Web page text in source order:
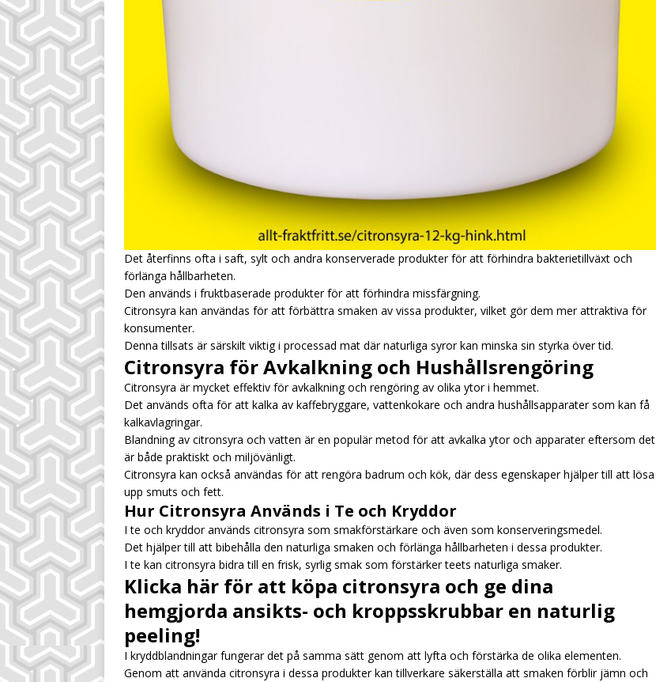
Det återfinns ofta i saft, sylt och andra konserverade produkter för att förhindra bakterietillväxt och
förlänga hållbarheten.
Den används i fruktbaserade produkter för att förhindra missfärgning.
Citronsyra kan användas för att förbättra smaken av vissa produkter, vilket gör dem mer attraktiva för
konsumenter.
Denna tillsats är särskilt viktig i processad mat där naturliga syror kan minska sin styrka över tid.
Citronsyra för Avkalkning och Hushållsrengöring
Citronsyra är mycket effektiv för avkalkning och rengöring av olika ytor i hemmet.
Det används ofta för att kalka av kaffebryggare, vattenkokare och andra hushållsapparater som kan få
kalkavlagringar.
Blandning av citronsyra och vatten är en populär metod för att avkalka ytor och apparater eftersom det
är både praktiskt och miljövänligt.
Citronsyra kan också användas för att rengöra badrum och kök, där dess egenskaper hjälper till att lösa
upp smuts och fett.
Hur Citronsyra Används i Te och Kryddor
I te och kryddor används citronsyra som smakförstärkare och även som konserveringsmedel.
Det hjälper till att bibehålla den naturliga smaken och förlänga hållbarheten i dessa produkter.
I te kan citronsyra bidra till en frisk, syrlig smak som förstärker teets naturliga smaker.
Klicka här för att köpa citronsyra och ge dina
hemgjorda ansikts- och kroppsskrubbar en naturlig
peeling!
I kryddblandningar fungerar det på samma sätt genom att lyfta och förstärka de olika elementen.
Genom att använda citronsyra i dessa produkter kan tillverkare säkerställa att smaken förblir jämn och